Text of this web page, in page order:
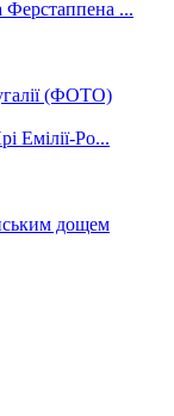
(ФОТО)
дощем